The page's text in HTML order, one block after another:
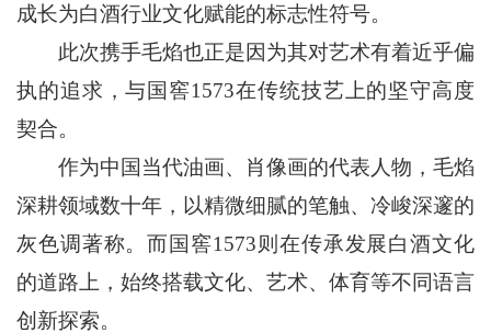
成长为白酒行业文化赋能的标志性符号。
此次携手毛焰也正是因为其对艺术有着近乎偏
执的追求，与国窖1573在传统技艺上的坚守高度
契合。
作为中国当代油画、肖像画的代表人物，毛焰
深耕领域数十年，以精微细腻的笔触、冷峻深邃的
灰色调著称。而国窖1573则在传承发展白酒文化
的道路上，始终搭载文化、艺术、体育等不同语言
创新探索。